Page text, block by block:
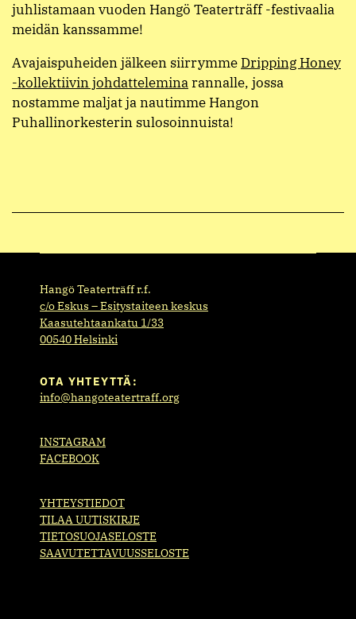
juhlistamaan vuoden Hangö Teaterträff -festivaalia
meidän kanssamme!
Avajaispuheiden jälkeen siirrymme Dripping Honey
-kollektiivin johdatteleminarannalle, jossa
nostamme maljat ja nautimme Hangon
Puhallinorkesterin sulosoinnuista!
Hangö Teaterträff r.f.
c/o Eskus – Esitystaiteen keskus
Kaasutehtaankatu 1/33
00540 Helsinki
OTA YHTEYTTÄ:
info@hangoteatertraff.org
INSTAGRAM
FACEBOOK
YHTEYSTIEDOT
TILAA UUTISKIRJE
TIETOSUOJASELOSTE
SAAVUTETTAVUUSSELOSTE